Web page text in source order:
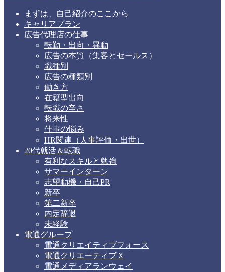
まずは、自己紹介のここから
キャリアプラン
広告代理店の仕事
転勤・出向・異動
広告の本質（集客とセールス）
職種別
広告の種類別
働き方
在籍型出向
転職の辛さ
将来性
仕事の悩み
HR関連（人事評価・出世）
20代就活＆転職
有利なスキルと勉強
サマーインターン
志望動機・自己PR
新卒
第二新卒
内定辞退
未経験
電通グループ
電通クリエイティブフォース
電通クリエーティブＸ
電通メディアランウェイ